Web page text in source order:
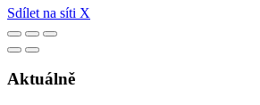
Sdílet na síti X
Aktuálně